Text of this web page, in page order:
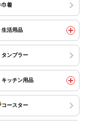
巾着
生活用品
タンブラー
キッチン用品
コースター